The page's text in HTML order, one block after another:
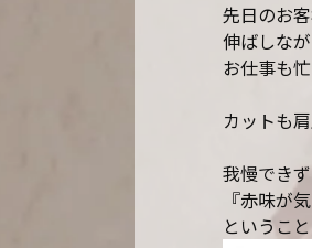
先日のお客
伸ばしな
お仕事も
カットも
我慢でき
『赤味が
というこ